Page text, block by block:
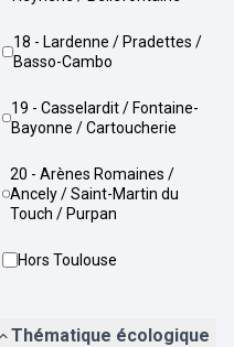
18 - Lardenne / Pradettes /
Basso-Cambo
19 - Casselardit / Fontaine-
Bayonne / Cartoucherie
20 - Arènes Romaines /
Ancely / Saint-Martin du
Touch / Purpan
Hors Toulouse
Thématique écologique